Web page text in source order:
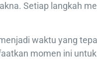
Setiap langkah
waktu yang
momen ini